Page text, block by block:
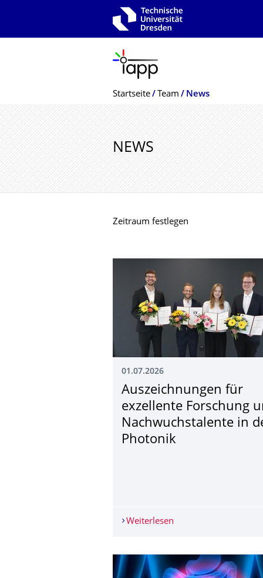
Zur Hauptnavigation springen
Breadcrumb-Menü
Startseite Team News
NEWS
Zeitraum festlegen
01.07.2026
Auszeichnungen für
exzellente Forschung
Nachwuchstalente in
Photonik
Weiterlesen Auszeichnungen für